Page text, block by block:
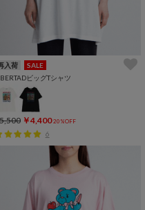
入荷
SALE
ビッグTシャツ
￥4,400 20%OFF
6